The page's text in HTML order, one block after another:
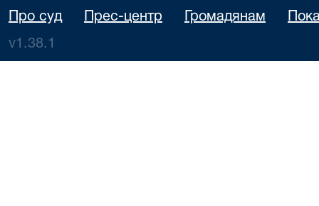
Про суд Прес-центр Громадянам
v1.38.1